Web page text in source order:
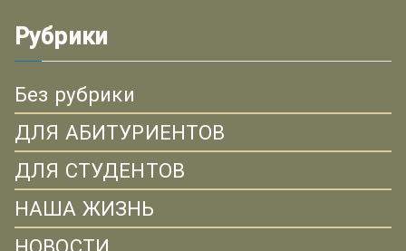
Рубрики
Без рубрики
ДЛЯ АБИТУРИЕНТОВ
ДЛЯ СТУДЕНТОВ
НАША ЖИЗНЬ